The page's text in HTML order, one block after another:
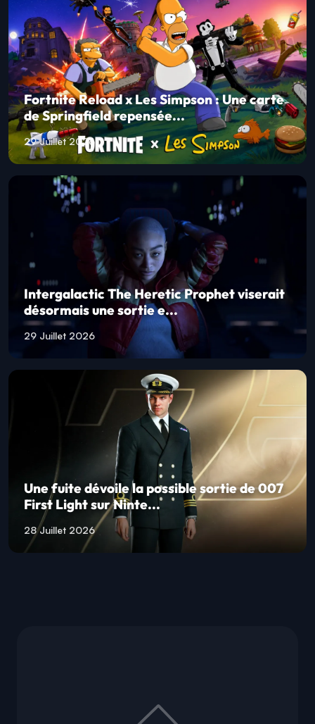
Fortnite Reload x Les Simpson : Une carte
de Springfield repensée...
29 Juillet 2026
Intergalactic The Heretic Prophet viserait
désormais une sortie e...
29 Juillet 2026
Une fuite dévoile la possible sortie de 007
First Light sur Ninte...
28 Juillet 2026